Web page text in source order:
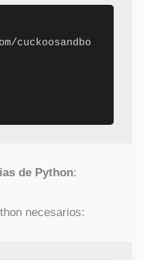
cuckoosandbo
de Python:
necesarios: